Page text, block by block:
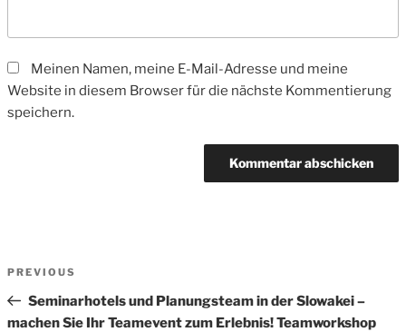
Meinen Namen, meine E-Mail-Adresse und meine
Website in diesem Browser für die nächste Kommentierung
speichern.
Previous
Post
PREVIOUS
Seminarhotels und Planungsteam in der Slowakei –
machen Sie Ihr Teamevent zum Erlebnis! Teamworkshop